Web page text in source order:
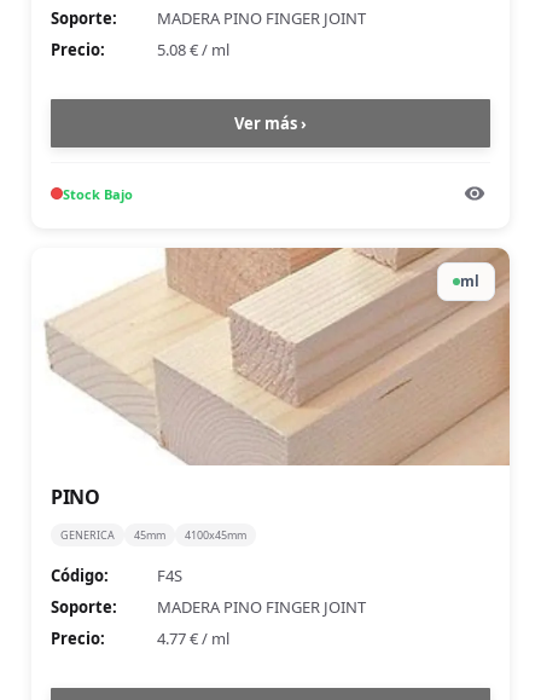
Soporte:
MADERA PINO FINGER JOINT
Precio:
5.08 €/ ml
Ver más ›
Stock Bajo
PINO
GENERICA 45mm 4100x45mm
Código:
F4S
Soporte:
MADERA PINO FINGER JOINT
Precio:
4.77 €/ ml
ml